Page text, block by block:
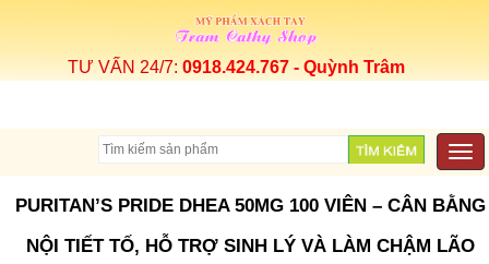
TƯ VẤN 24/7: 0918.424.767 - Quỳnh Trâm
PURITAN’S PRIDE DHEA 50MG 100 VIÊN – CÂN BẰNG
NỘI TIẾT TỐ, HỖ TRỢ SINH LÝ VÀ LÀM CHẬM LÃO